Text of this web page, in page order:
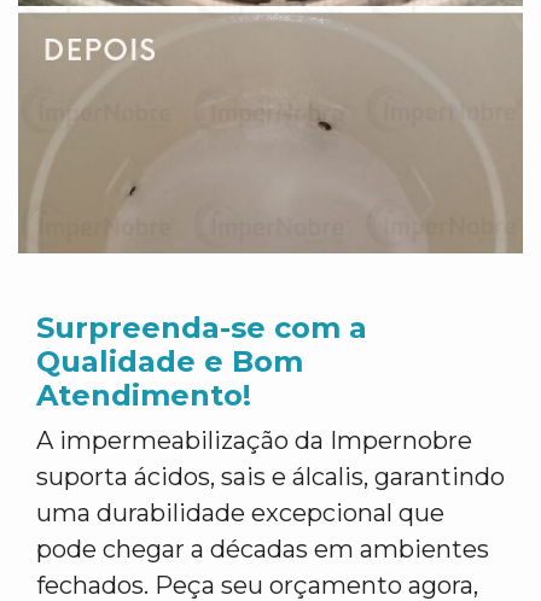
Surpreenda-se com a
Qualidade e Bom
Atendimento!
A impermeabilização da Impernobre
suporta ácidos, sais e álcalis, garantindo
uma durabilidade excepcional que
pode chegar a décadas em ambientes
fechados. Peça seu orçamento agora,